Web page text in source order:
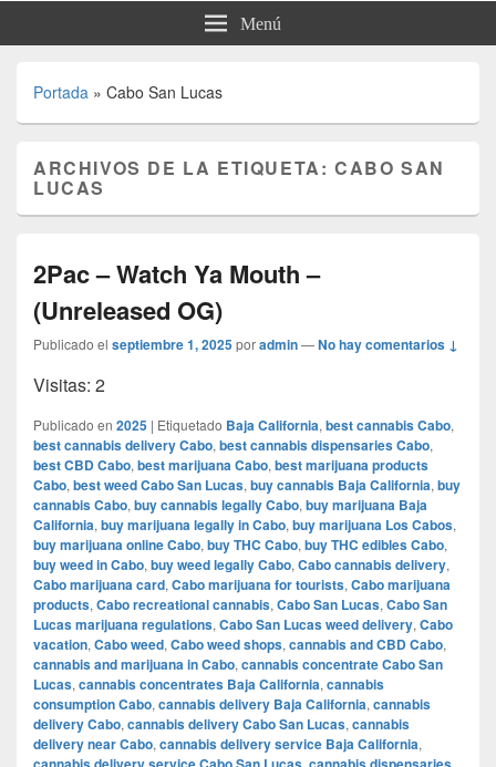
Menú
Portada » Cabo San Lucas
ARCHIVOS DE LA ETIQUETA:CABO SAN
LUCAS
2Pac – Watch Ya Mouth –
(Unreleased OG)
Publicado el septiembre 1, 2025poradmin—No hay comentarios ↓
Visitas: 2
Publicado en 2025 | Etiquetado Baja California, best cannabis Cabo,
best cannabis delivery Cabo, best cannabis dispensaries Cabo,
best CBD Cabo, best marijuana Cabo, best marijuana products
Cabo, best weed Cabo San Lucas, buy cannabis Baja California, buy
cannabis Cabo, buy cannabis legally Cabo, buy marijuana Baja
California, buy marijuana legally in Cabo, buy marijuana Los Cabos,
buy marijuana online Cabo, buy THC Cabo, buy THC edibles Cabo,
buy weed in Cabo, buy weed legally Cabo, Cabo cannabis delivery,
Cabo marijuana card, Cabo marijuana for tourists, Cabo marijuana
products, Cabo recreational cannabis, Cabo San Lucas, Cabo San
Lucas marijuana regulations, Cabo San Lucas weed delivery, Cabo
vacation, Cabo weed, Cabo weed shops, cannabis and CBD Cabo,
cannabis and marijuana in Cabo, cannabis concentrate Cabo San
Lucas, cannabis concentrates Baja California, cannabis
consumption Cabo, cannabis delivery Baja California, cannabis
delivery Cabo, cannabis delivery Cabo San Lucas, cannabis
delivery near Cabo, cannabis delivery service Baja California,
,